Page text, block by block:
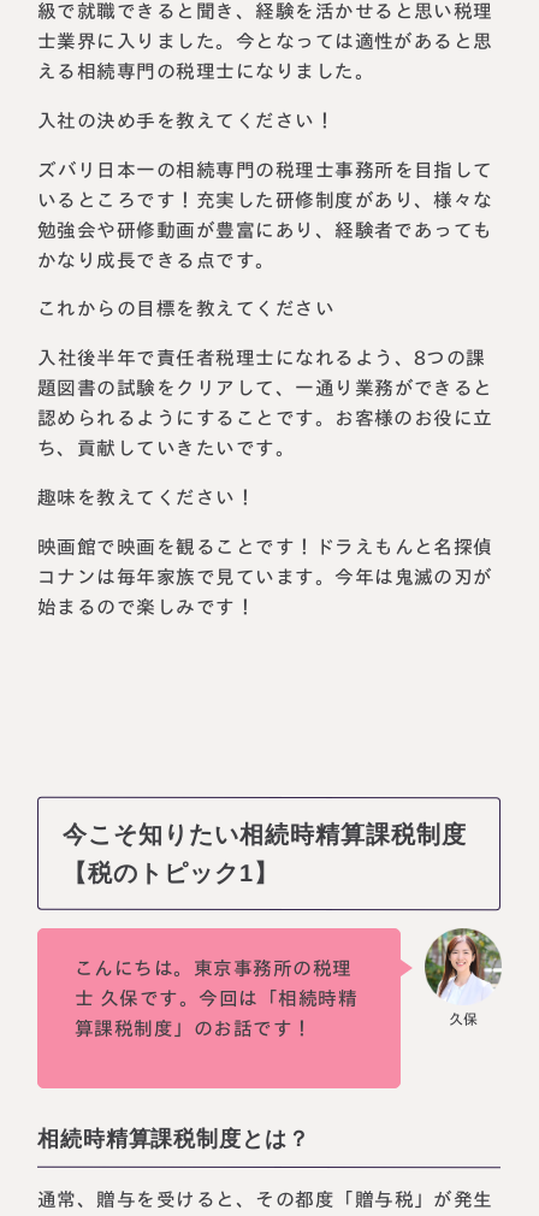
名古屋事務所
知県名古屋市中村区名駅三丁目28
12号
Access
大宮事務所
埼玉県さいたま市大宮区桜木町一丁目
Access
級で就職できると聞き、経験を活かせると思い税理
士業界に入りました。今となっては適性があると思
える相続専門の税理士になりました。
入社の決め手を教えてください！
ズバリ日本一の相続専門の税理士事務所を目指して
いるところです！充実した研修制度があり、様々な
勉強会や研修動画が豊富にあり、経験者であっても
かなり成長できる点です。
これからの目標を教えてください
入社後半年で責任者税理士になれるよう、8つの課
題図書の試験をクリアして、一通り業務ができると
認められるようにすることです。お客様のお役に立
ち、貢献していきたいです。
趣味を教えてください！
映画館で映画を観ることです！ドラえもんと名探偵
コナンは毎年家族で見ています。今年は鬼滅の刃が
始まるので楽しみです！
今こそ知りたい相続時精算課税制度
【税のトピック1】
こんにちは。東京事務所の税理
士 久保です。今回は「相続時精
算課税制度」のお話です！
相続時精算課税制度とは？
通常、贈与を受けると、その都度「贈与税」が発生